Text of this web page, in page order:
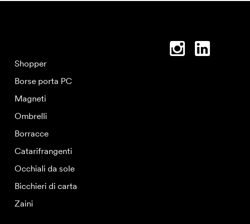
Shopper
Borse porta PC
Magneti
Ombrelli
Borracce
Catarifrangenti
Occhiali da sole
Bicchieri di carta
Zaini